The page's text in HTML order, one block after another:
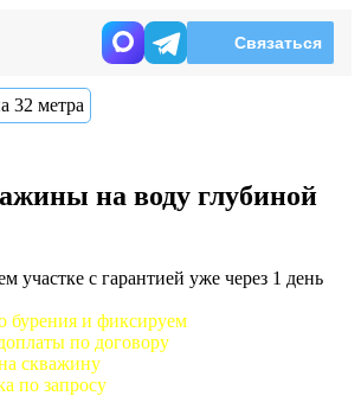
Связаться
32 метра
на воду глубиной
участке с гарантией уже через 1 день
бурения и фиксируем
по договору
скважину
по запросу